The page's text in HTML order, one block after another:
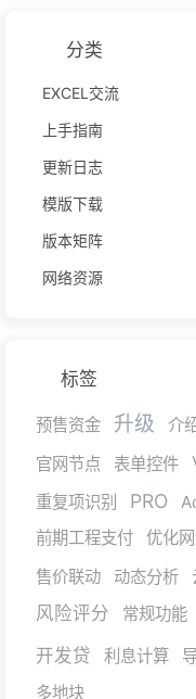
分类
EXCEL交流
上手指南
更新日志
模版下载
版本矩阵
网络资源
标签
预售资金 升级 介
官网节点 表单控件
重复项识别
PRO
前期工程支付 优化
售价联动 动态分析
风险评分
常规功能
开发贷 利息计算
多地块